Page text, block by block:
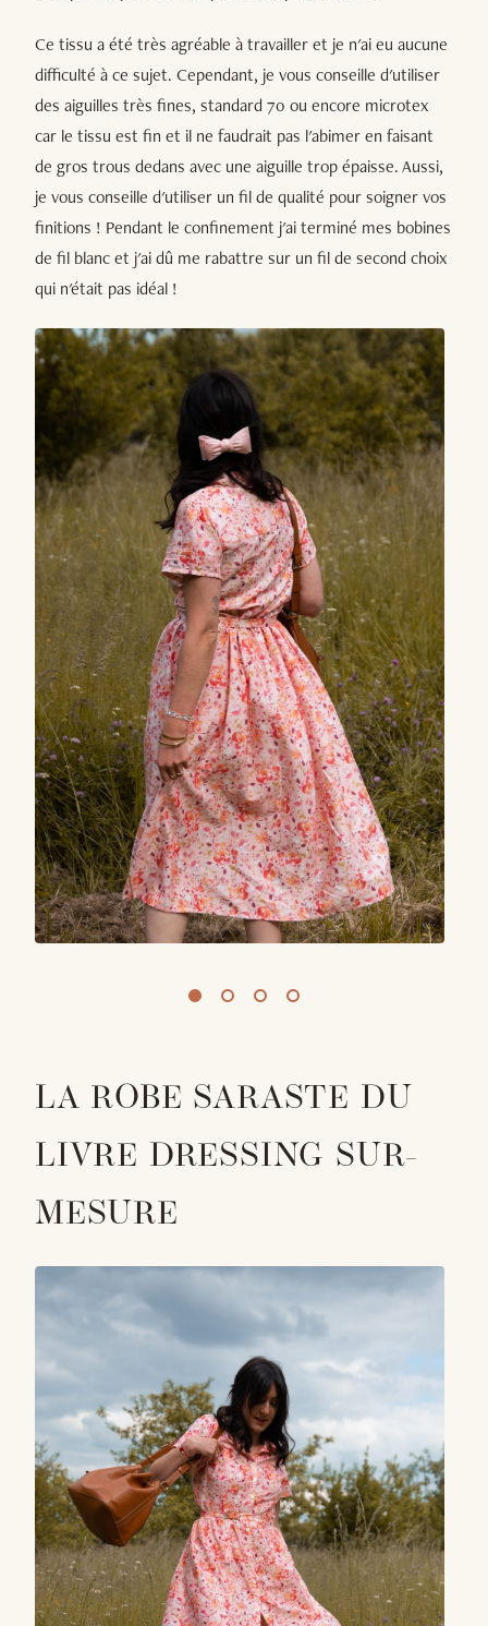
Ce tissu a été très agréable à travailler et je n'ai eu aucune
difficulté à ce sujet. Cependant, je vous conseille d'utiliser
des aiguilles très fines, standard 70 ou encore microtex
car le tissu est fin et il ne faudrait pas l'abimer en faisant
de gros trous dedans avec une aiguille trop épaisse. Aussi,
je vous conseille d'utiliser un fil de qualité pour soigner vos
finitions ! Pendant le confinement j'ai terminé mes bobines
de fil blanc et j'ai dû me rabattre sur un fil de second choix
qui n'était pas idéal !
LA ROBE SARASTE DU
LIVRE DRESSING SUR-
MESURE